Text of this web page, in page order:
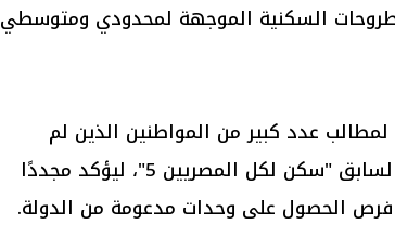
السكنية الموجهة لمحدودي ومتوسطي
لمطالب عدد كبير من المواطنين الذين لم
"سكن لكل المصريين 5 "، ليؤكد مجددًا
فرص الحصول على وحدات مدعومة من الدولة.